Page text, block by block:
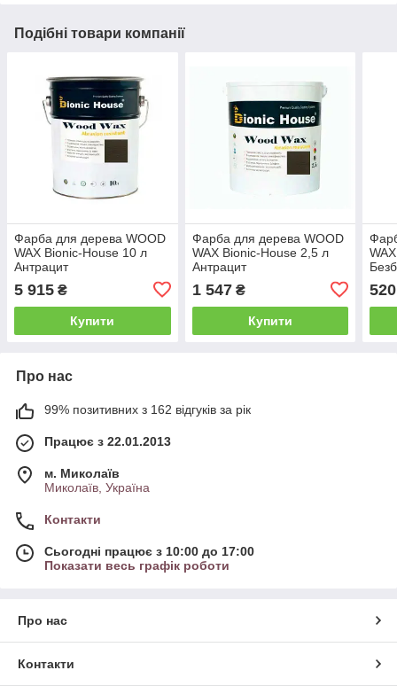
Подібні товари компанії
Фарба для дерева WOOD
WAX Bionic-House 10 л
Антрацит
5 915 ₴
Купити
Фарба для дерева WOOD
WAX Bionic-House 2,5 л
Антрацит
1 547₴
Купити
520
Про нас
99% позитивних з 162 відгуків за рік
Працює з 22.01.2013
м. Миколаїв
Миколаїв, Україна
Контакти
Сьогодні працює з 10:00 до 17:00
Показати весь графік роботи
Про нас
Контакти